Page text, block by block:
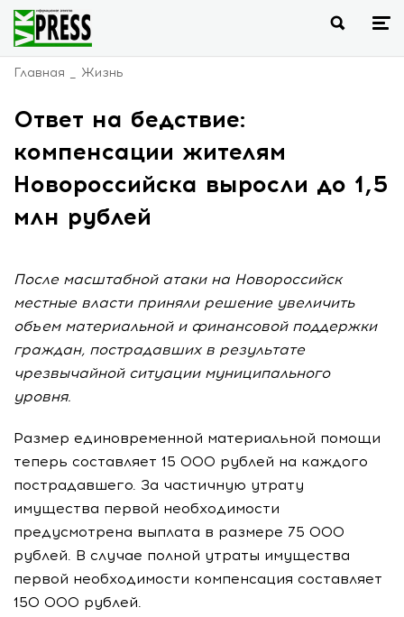
Главная Жизнь
Ответ на бедствие:
компенсации жителям
Новороссийска выросли до 1,5
млн рублей
После масштабной атаки на Новороссийск
местные власти приняли решение увеличить
объем материальной и финансовой поддержки
граждан, пострадавших в результате
чрезвычайной ситуации муниципального
уровня.
Размер единовременной материальной помощи
теперь составляет 15 000 рублей на каждого
пострадавшего. За частичную утрату
имущества первой необходимости
предусмотрена выплата в размере 75 000
рублей. В случае полной утраты имущества
первой необходимости компенсация составляет
150 000 рублей.